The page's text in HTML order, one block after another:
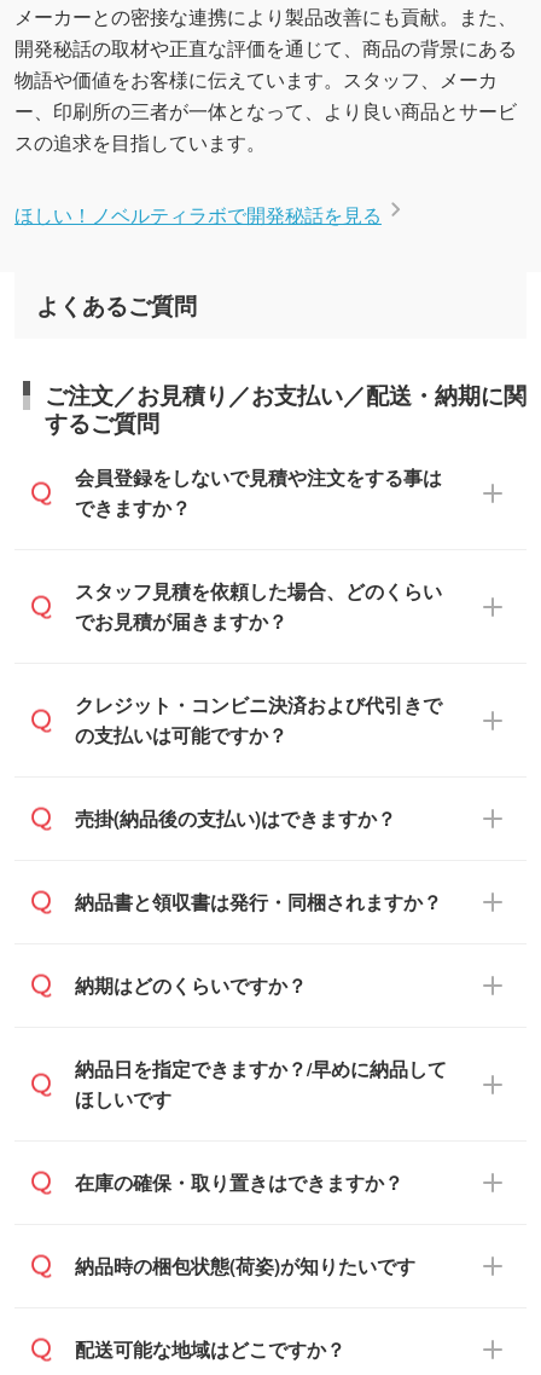
メーカーとの密接な連携により製品改善にも貢献。また、
開発秘話の取材や正直な評価を通じて、商品の背景にある
物語や価値をお客様に伝えています。スタッフ、メーカ
ー、印刷所の三者が一体となって、より良い商品とサービ
スの追求を目指しています。
ほしい！ノベルティラボで開発秘話を見る
よくあるご質問
ご注文／お見積り／お支払い／配送・納期に関
するご質問
会員登録をしないで見積や注文をする事は
できますか？
可能です。見積・注文フォームにて『ゲス
トのまま進む』ボタンからお進みのうえ、
スタッフ見積を依頼した場合、どのくらい
でお見積が届きますか？
通常、翌営業日までにお送りしておりま
す。混雑状況によっては、お時間をいただ
翌営業日以降のご連絡となります。
クレジット・コンビニ決済および代引きで
の支払いは可能ですか？
銀行振込のみのご対応となります。
売掛(納品後の支払い)はできますか？
基本的には先入金をお願いしております
に対応可能です。
人様からご注文いただく場合でも、お支払
い元が学校や幼稚園・保育園であれば、同
す。
納品書と領収書は発行・同梱されますか？
納品書・領収書は ご依頼をいただいた場合
でお送りします。
原本の郵送をご希望の場合は、担当スタッ
備考欄』よりお知らせください。
納期はどのくらいですか？
・印刷する場合(500個程度)
ご入金、イメージ画像の校了から約2週間
・商品のみ注文する場合(サンプル購入を含
ます。
納期は商品や数量、印刷方法、ご納品場
納品日を指定できますか？/早めに納品して
ほしいです
ご希望の納期がある場合は、お問い合わ
在庫状況や印刷スケジュールを確認のう
短5営業日で出荷可能な商品もご用意してお
在庫の確保・取り置きはできますか？
ご入金確認後に在庫を確保し、注文確定の
ださい。
納品時の梱包状態(荷姿)が知りたいです
商品によって異なります。各ページにある
配送可能な地域はどこですか？